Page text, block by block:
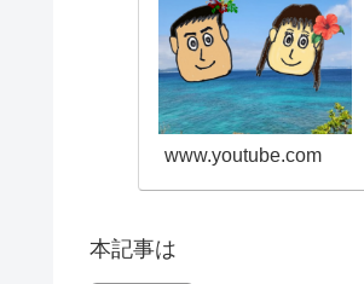
www.youtube.com
本記事は